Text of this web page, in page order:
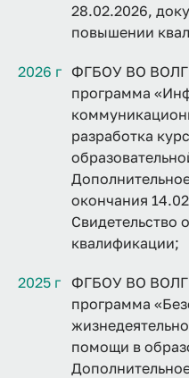
28.02.2026,
повышении
2026 г ФГБОУ ВО
программа
разработка
окончания
Свидетельство
квалификации;
2025 г
ФГБОУ ВО
программа
помощи в